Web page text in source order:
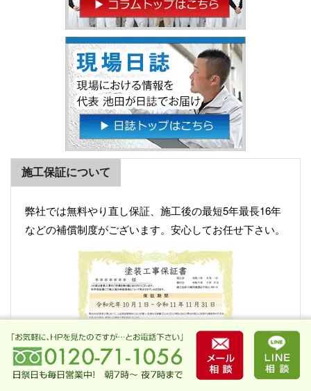
施工保証について
弊社では無料やり直し保証、施工後の最短5年最長16年
などの補償制度がございます。安心してお任せ下さい。